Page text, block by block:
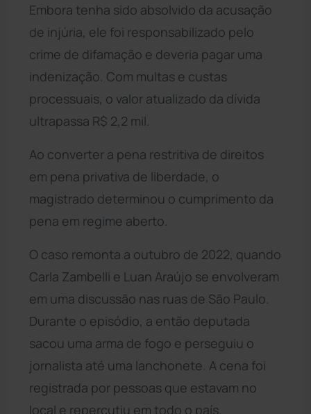
Embora tenha sido absolvido da acusação
de injúria, ele foi responsabilizado pelo
crime de difamação e deveria pagar uma
indenização. Com multas e custas
processuais, o valor atualizado da dívida
ultrapassa R$ 2,2 mil.
Ao converter a pena restritiva de direitos
em pena privativa de liberdade, o
magistrado determinou o cumprimento da
pena em regime aberto.
O caso remonta a outubro de 2022, quando
Carla Zambelli e Luan Araújo se envolveram
em uma discussão nas ruas de São Paulo.
Durante o episódio, a então deputada
sacou uma arma de fogo e perseguiu o
jornalista até uma lanchonete. A cena foi
registrada por pessoas que estavam no
local e repercutiu em todo o país.